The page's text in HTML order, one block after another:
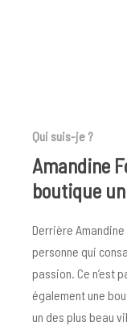
Qui suis-je ?
Amandine
boutique
Derrière Amandine
personne qui
passion. Ce n’est
également une
un des plus beau